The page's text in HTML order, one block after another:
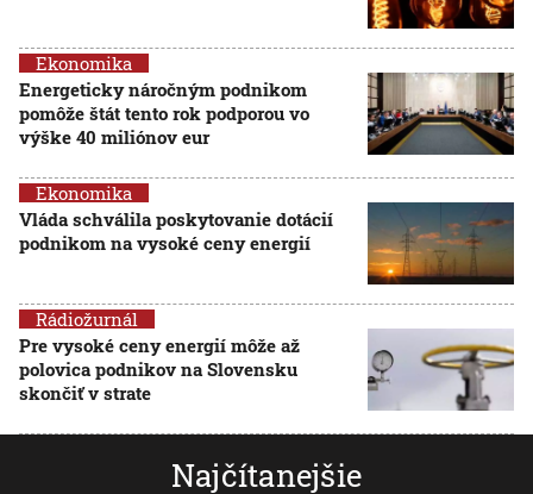
Ekonomika
Energeticky náročným podnikom
pomôže štát tento rok podporou vo
výške 40 miliónov eur
Ekonomika
Vláda schválila poskytovanie dotácií
podnikom na vysoké ceny energií
Rádiožurnál
Pre vysoké ceny energií môže až
polovica podnikov na Slovensku
skončiť v strate
Najčítanejšie